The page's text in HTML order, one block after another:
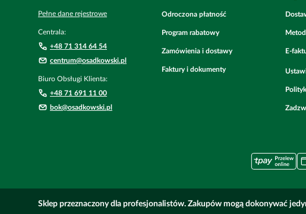
Pełne dane rejestrowe
Centrala:
+48 71 314 64 54
centrum@osadkowski.pl
Biuro Obsługi Klienta:
+48 71 691 11 00
bok@osadkowski.pl
Odroczona płatność
Program rabatowy
Zamówienia i dostawy
Faktury i dokumenty
E-
Sklep przeznaczony dla profesjonalistów. Zakupów mogą dokonywać